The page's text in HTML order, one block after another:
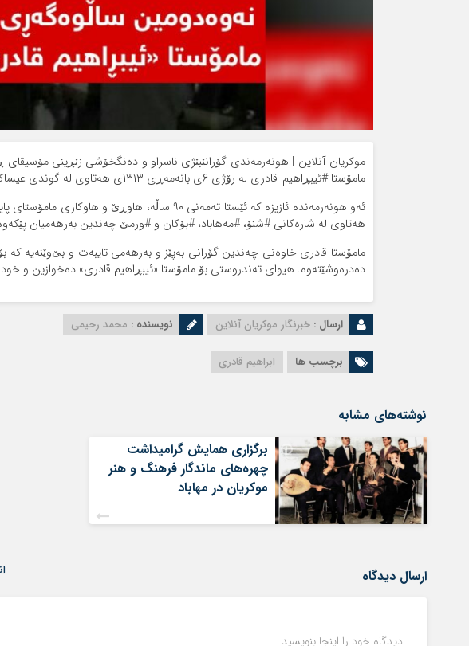
موکریان آنلاین | هونه‌رمه‌ندی گۆرانێبێژی ناسراو و ده‌نگخۆشی زێڕینی
مامۆستا #ئیبڕاهیم_قادری له‌ رۆژی ۶ی بانەمەڕی ۱۳۱۳ی هەتاوی لە گوندی عیساکەندی مەهاباد چاوی به‌ ژیان هه‌ڵێنا.
هه‌تاوی له‌ شاره‌کانی #شنۆ، #مه‌هاباد، #بۆکان و #ورمێ چه‌ندین به‌رهه‌میان
مامۆستا قادری خاوه‌نی چه‌ندین گۆرانی به‌پێز و به‌رهه‌می تایبه‌ت و بێ‌وێنه‌یه‌
ده‌دره‌وشێته‌وه‌. هیوای ته‌ندروستی بۆ مامۆستا «ئیبڕاهیم قادری» ده‌خوازین و
ارسال : خبرنگار موکریان آنلاین نویسنده : محمد رحیمی
برچسب ها ابراهیم قادری
نوشته‌های مشابه
برگزاری همایش گرامیداشت
چهره‌های ماندگار فرهنگ و هنر
موکریان در مهاباد
ارسال دیدگاه
دیدگاه خود را اینجا بنویسید